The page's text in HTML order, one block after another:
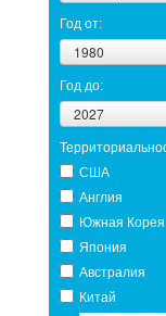
Год от:
1980
Год до:
2027
США
Англия
Южная Корея
Япония
Австралия
Китай